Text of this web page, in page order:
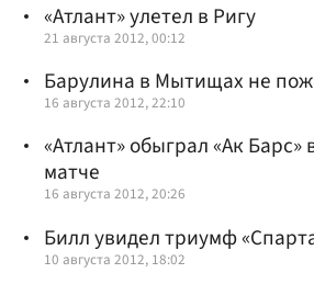
«Атлант» улетел в Ригу
21 августа 2012, 00:12
Барулина в Мытищах не
16 августа 2012, 22:10
«Атлант» обыграл «Ак
матче
16 августа 2012, 20:26
Билл увидел триумф
10 августа 2012, 18:02